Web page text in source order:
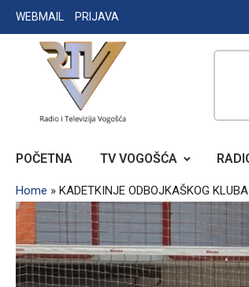
Skip
to
WEBMAIL PRIJAVA
RADIO TELEVIZIJA VOGOŠĆA
POČETNA TV VOGOŠĆA
Home » KADETKINJE ODBOJKAŠKOG